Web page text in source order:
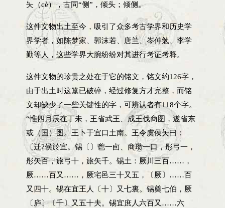
夨（cè），古同“侧”，倾头；倾侧。
这件文物出土至今，吸引了众多考古学界和历史学
界学者，如陈梦家、郭沫若、唐兰、岑仲勉、李学
勤等人，这些学界大腕纷纷对其进行考证考释。
这件文物的珍贵之处在于它的铭文，铭文约126字，
由于出土时这簋已破碎，经过修复方才完整，而铭
文却缺少了一些关键性的字，可辨认者有118个字。
“惟四月辰在丁未，王省武王、成王伐商图，遂省东
或（国）图。王卜于宜口土南。王令虞侯夨曰：
〔迁?侯於宜。锡〔〕鬯一卣、商瓒一口，彤弓一，
彤矢百，旅弓十，旅矢千。锡土：厥川三百……，
厥……百又……，厥宅邑三十又五，〔厥〕……百
又四十。锡在宜王人〔十〕又七裏。锡奠七伯，厥
〔庐〕〔千〕又五十夫。锡宜庶人六百又……六